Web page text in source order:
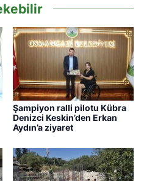
Şampiyon ralli pilotu Kübra
Denizci Keskin’den Erkan
Aydın’a ziyaret